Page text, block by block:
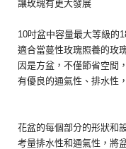
讓玫瑰有更大發展
10吋盆中容量最大等級的
適合當蔓性玫瑰照養的玫
因是方盆，不僅節省空間
有優良的通氣性、排水性
花盆的每個部分的形狀和
考量排水性和通氣性，將